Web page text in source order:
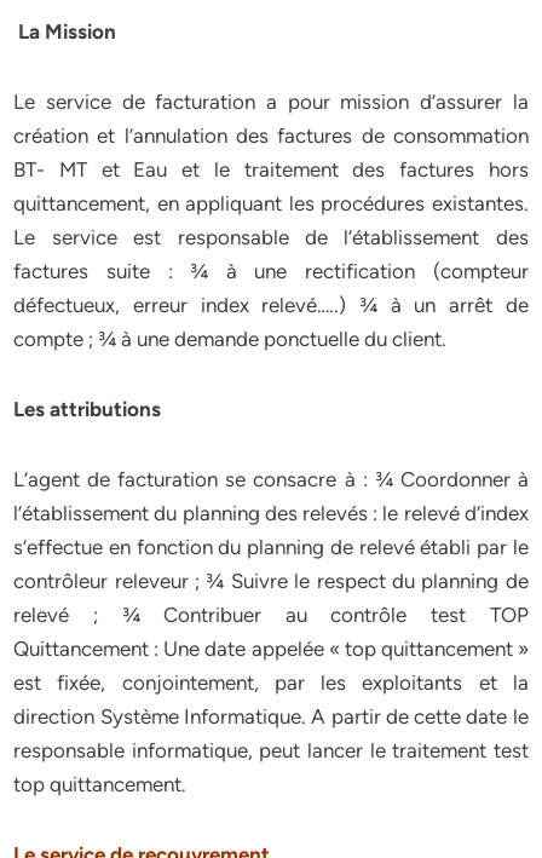
La Mission
Le service de facturation a pour mission d’assurer la
création et l’annulation des factures de consommation
BT- MT et Eau et le traitement des factures hors
quittancement, en appliquant les procédures existantes.
Le service est responsable de l’établissement des
factures suite : ¾ à une rectification (compteur
défectueux, erreur index relevé…..) ¾ à un arrêt de
compte ; ¾ à une demande ponctuelle du client.
Les attributions
L’agent de facturation se consacre à : ¾ Coordonner à
l’établissement du planning des relevés : le relevé d’index
s’effectue en fonction du planning de relevé établi par le
contrôleur releveur ; ¾ Suivre le respect du planning de
relevé ; ¾ Contribuer au contrôle test TOP
Quittancement : Une date appelée « top quittancement »
est fixée, conjointement, par les exploitants et la
direction Système Informatique. A partir de cette date le
responsable informatique, peut lancer le traitement test
top quittancement.